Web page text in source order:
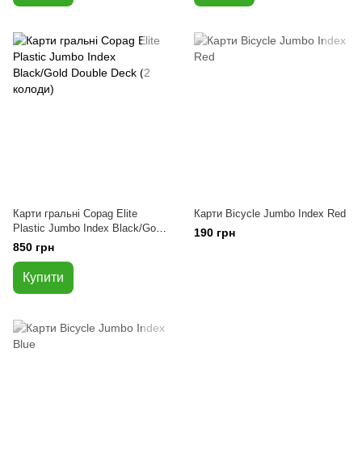
Карти гральні Copag Elite
Plastic Jumbo Index Black/Gold
Double Deck (2 колоди)
850 грн
Купити
Карти Bicycle Jumbo Index Red
190 грн